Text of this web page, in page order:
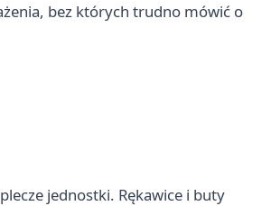
bez których trudno mówić o
jednostki. Rękawice i buty